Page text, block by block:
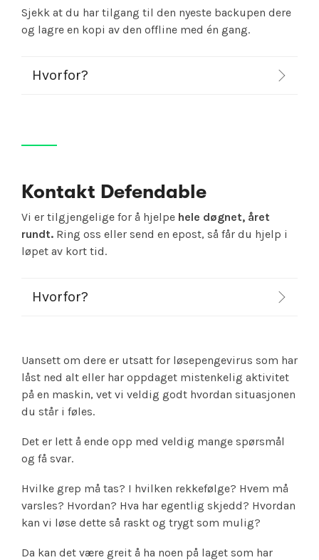
Sjekk at du har tilgang til den nyeste backupen dere
og lagre en kopi av den offline med én gang.
Hvorfor?
Kontakt Defendable
Vi er tilgjengelige for å hjelpe hele døgnet, året
rundt. Ring oss eller send en epost, så får du hjelp i
løpet av kort tid.
Hvorfor?
Uansett om dere er utsatt for løsepengevirus som har
låst ned alt eller har oppdaget mistenkelig aktivitet
på en maskin, vet vi veldig godt hvordan situasjonen
du står i føles.
Det er lett å ende opp med veldig mange spørsmål
og få svar.
Hvilke grep må tas? I hvilken rekkefølge? Hvem må
varsles? Hvordan? Hva har egentlig skjedd? Hvordan
kan vi løse dette så raskt og trygt som mulig?
Da kan det være greit å ha noen på laget som har